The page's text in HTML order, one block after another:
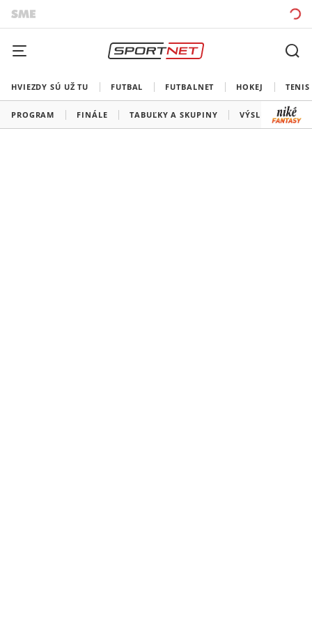
HVIEZDY SÚ UŽ TU FUTBAL FUTBALNET HOKEJ TENIS
PROGRAM FINÁLE TABUĽKY A SKUPINY VÝSLEDKY